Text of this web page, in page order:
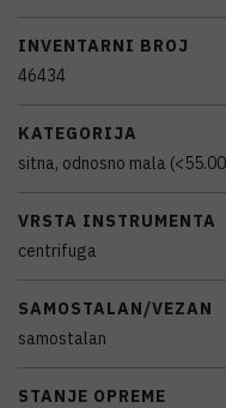
INVENTARNI BROJ
46434
KATEGORIJA
sitna, odnosno mala
VRSTA INSTRUMENTA
centrifuga
SAMOSTALAN/VEZAN
samostalan
STANJE OPREME